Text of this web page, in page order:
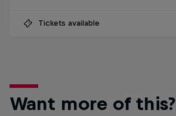
Tickets available
Want more of this?